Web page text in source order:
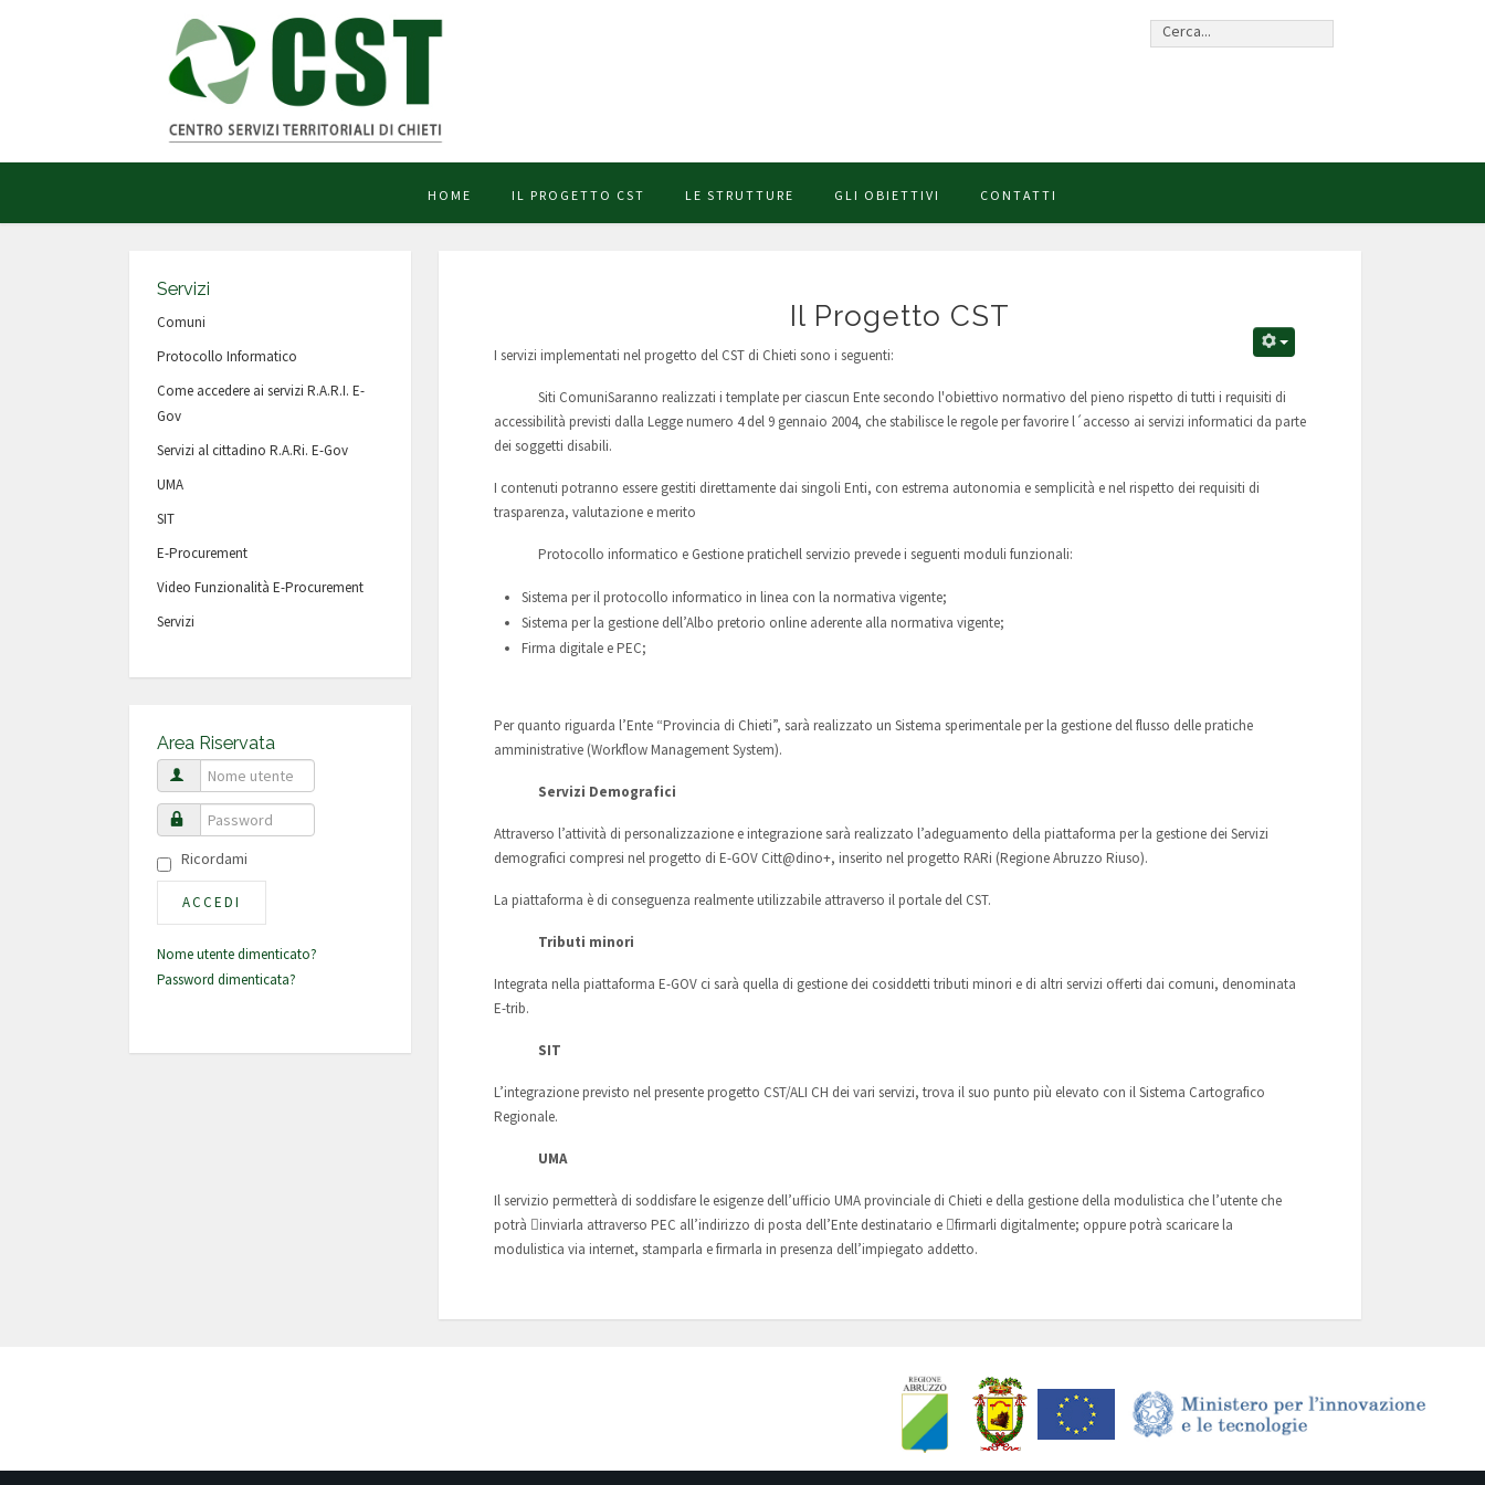
Cerca...
HOME IL PROGETTO CST LE STRUTTURE GLI OBIETTIVI CONTATTI
Servizi
Comuni
Protocollo Informatico
Come accedere ai servizi R.A.R.I. E-
Gov
Servizi al cittadino R.A.Ri. E-Gov
UMA
SIT
E-Procurement
Video Funzionalità E-Procurement
Servizi
Area Riservata
Nome utente
Password
Ricordami
ACCEDI
Nome utente dimenticato?
Password dimenticata?
Il Progetto CST
I servizi implementati nel progetto del CST di Chieti sono i seguenti:
Siti ComuniSaranno realizzati i template per ciascun Ente secondo l'obiettivo normativo del pieno rispetto di tutti i requisiti di
accessibilità previsti dalla Legge numero 4 del 9 gennaio 2004, che stabilisce le regole per favorire l´accesso ai servizi informatici da parte
dei soggetti disabili.
I contenuti potranno essere gestiti direttamente dai singoli Enti, con estrema autonomia e semplicità e nel rispetto dei requisiti di
trasparenza, valutazione e merito
Protocollo informatico e Gestione praticheIl servizio prevede i seguenti moduli funzionali:
Sistema per il protocollo informatico in linea con la normativa vigente;
Sistema per la gestione dell’Albo pretorio online aderente alla normativa vigente;
Firma digitale e PEC;
Per quanto riguarda l’Ente “Provincia di Chieti”, sarà realizzato un Sistema sperimentale per la gestione del flusso delle pratiche
amministrative (Workflow Management System).
Servizi Demografici
Attraverso l’attività di personalizzazione e integrazione sarà realizzato l’adeguamento della piattaforma per la gestione dei Servizi
demografici compresi nel progetto di E-GOV Citt@dino+, inserito nel progetto RARi (Regione Abruzzo Riuso).
La piattaforma è di conseguenza realmente utilizzabile attraverso il portale del CST.
Tributi minori
Integrata nella piattaforma E-GOV ci sarà quella di gestione dei cosiddetti tributi minori e di altri servizi offerti dai comuni, denominata
E-trib.
SIT
L’integrazione previsto nel presente progetto CST/ALI CH dei vari servizi, trova il suo punto più elevato con il Sistema Cartografico
Regionale.
UMA
Il servizio permetterà di soddisfare le esigenze dell’ufficio UMA provinciale di Chieti e della gestione della modulistica che l’utente che
potrà inviarla attraverso PEC all’indirizzo di posta dell’Ente destinatario e firmarli digitalmente; oppure potrà scaricare la
modulistica via internet, stamparla e firmarla in presenza dell’impiegato addetto.